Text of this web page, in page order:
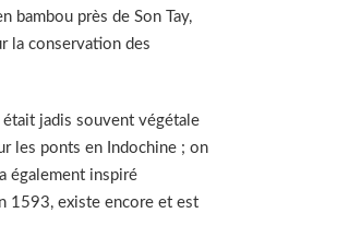
bambou près de Son Tay,
la conservation des
jadis souvent végétale
les ponts en Indochine ; on
également inspiré
1593, existe encore et est